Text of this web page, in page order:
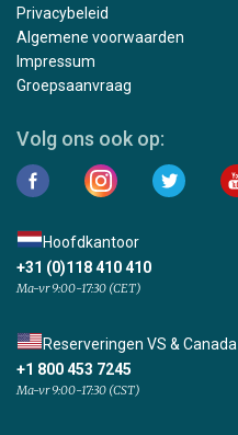
Privacybeleid
Algemene voorwaarden
Impressum
Groepsaanvraag
Volg ons ook op:
Hoofdkantoor
+31 (0)118 410 410
Ma-vr 9:00-17:30 (CET)
Reserveringen VS & Canada
+1 800 453 7245
Ma-vr 9:00-17:30 (CST)